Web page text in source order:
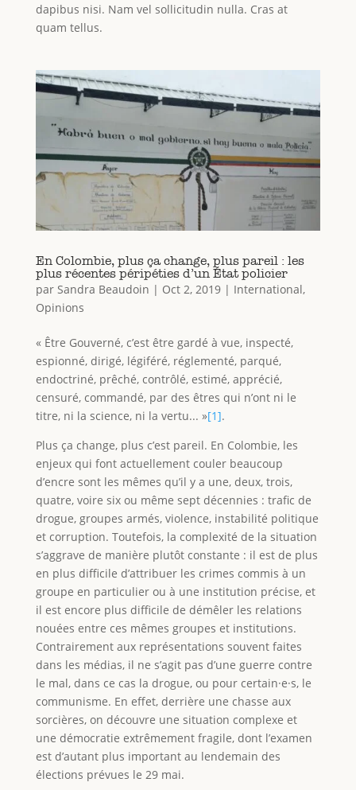
dapibus nisi. Nam vel sollicitudin nulla. Cras at
quam tellus.
En Colombie, plus ça change, plus pareil : les
plus récentes péripéties d’un État policier
par Sandra Beaudoin | Oct 2, 2019| International,
Opinions
« Être Gouverné, c’est être gardé à vue, inspecté,
espionné, dirigé, légiféré, réglementé, parqué,
endoctriné, prêché, contrôlé, estimé, apprécié,
censuré, commandé, par des êtres qui n’ont ni le
titre, ni la science, ni la vertu... »[1].
Plus ça change, plus c’est pareil. En Colombie, les
enjeux qui font actuellement couler beaucoup
d’encre sont les mêmes qu’il y a une, deux, trois,
quatre, voire six ou même sept décennies : trafic de
drogue, groupes armés, violence, instabilité politique
et corruption. Toutefois, la complexité de la situation
s’aggrave de manière plutôt constante : il est de plus
en plus difficile d’attribuer les crimes commis à un
groupe en particulier ou à une institution précise, et
il est encore plus difficile de démêler les relations
nouées entre ces mêmes groupes et institutions.
Contrairement aux représentations souvent faites
dans les médias, il ne s’agit pas d’une guerre contre
le mal, dans ce cas la drogue, ou pour certain·e·s, le
communisme. En effet, derrière une chasse aux
sorcières, on découvre une situation complexe et
une démocratie extrêmement fragile, dont l’examen
est d’autant plus important au lendemain des
élections prévues le 29 mai.